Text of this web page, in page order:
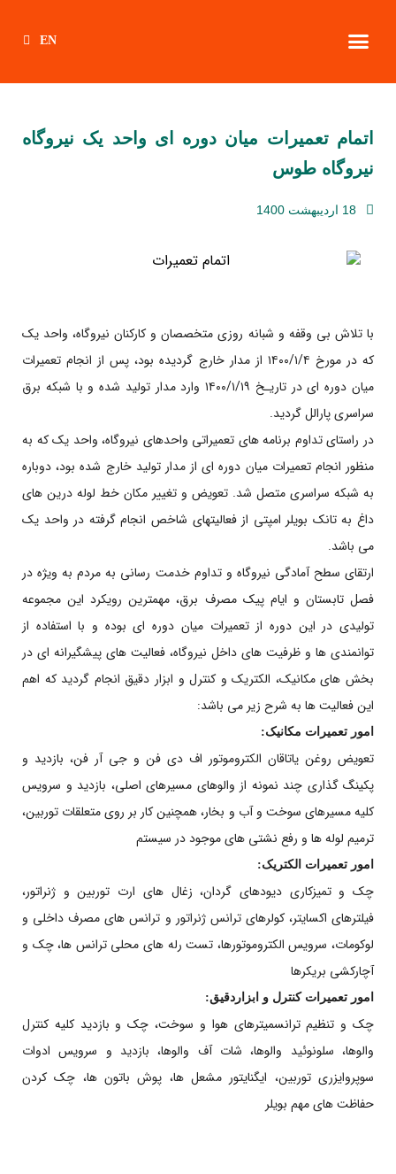
EN
اتمام تعمیرات میان دوره ای واحد یک نیروگاه
نیروگاه طوس
18 اردیبهشت 1400
با تلاش بی وقفه و شبانه روزی متخصصان و کارکنان نیروگاه، واحد یک
که در مورخ ۱۴۰۰/۱/۴ از مدار خارج گردیده بود، پس از انجام تعمیرات
میان دوره ای در تاریـخ ۱۴۰۰/۱/۱۹ وارد مدار تولید شده و با شبکه برق
سراسری پارالل گردید.
در راستای تداوم برنامه های تعمیراتی واحدهای نیروگاه، واحد یک که به
منظور انجام تعمیرات میان دوره ای از مدار تولید خارج شده بود، دوباره
به شبکه سراسری متصل شد. تعویض و تغییر مکان خط لوله درین های
داغ به تانک بویلر امپتی از فعالیتهای شاخص انجام گرفته در واحد یک
می باشد.
ارتقای سطح آمادگی نیروگاه و تداوم خدمت رسانی به مردم به ویژه در
فصل تابستان و ایام پیک مصرف برق، مهمترین رویکرد این مجموعه
تولیدی در این دوره از تعمیرات میان دوره ای بوده و با استفاده از
توانمندی ها و ظرفیت های داخل نیروگاه، فعالیت های پیشگیرانه ای در
بخش های مکانیک، الکتریک و کنترل و ابزار دقیق انجام گردید که اهم
این فعالیت ها به شرح زیر می باشد:
امور تعمیرات مکانیک:
تعویض روغن یاتاقان الکتروموتور اف دی فن و جی آر فن، بازدید و
پکینگ گذاری چند نمونه از والوهای مسیرهای اصلی، بازدید و سرویس
کلیه مسیرهای سوخت و آب و بخار، همچنین کار بر روی متعلقات توربین،
ترمیم لوله ها و رفع نشتی های موجود در سیستم
امور تعمیرات الکتریک:
چک و تمیزکاری دیودهای گردان، زغال های ارت توربین و ژنراتور،
فیلترهای اکسایتر، کولرهای ترانس ژنراتور و ترانس های مصرف داخلی و
لوکومات، سرویس الکتروموتورها، تست رله های محلی ترانس ها، چک و
آچارکشی بریکرها
امور تعمیرات کنترل و ابزاردقیق:
چک و تنظیم ترانسمیترهای هوا و سوخت، چک و بازدید کلیه کنترل
والوها، سلونوئید والوها، شات آف والوها، بازدید و سرویس ادوات
سوپروایزری توربین، ایگنایتور مشعل ها، پوش باتون ها، چک کردن
حفاظت های مهم بویلر